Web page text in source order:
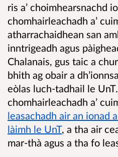
ris a’ choimhearsnachd
chomhairleachadh a’
atharrachaidhean san
inntrigeadh agus
Chalanais, gus taic a
bhith ag obair a
eòlas luch-tadhail le
chomhairleachadh a’
leasachadh air an ionad
làimh le UnT, a tha air
mar-thà agus a tha fo